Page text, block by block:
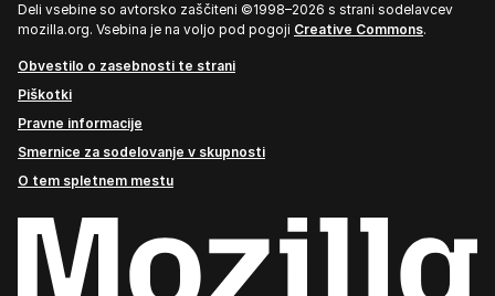
Deli vsebine so avtorsko zaščiteni ©1998–2026 s strani sodelavcev
mozilla.org. Vsebina je na voljo pod pogoji Creative Commons.
Obvestilo o zasebnosti te strani
Piškotki
Pravne informacije
Smernice za sodelovanje v skupnosti
O tem spletnem mestu